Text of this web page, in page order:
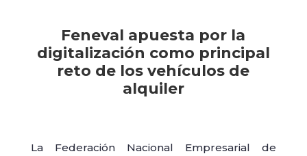
Feneval apuesta por la
digitalización como principal
reto de los vehículos de
alquiler
La Federación Nacional Empresarial de